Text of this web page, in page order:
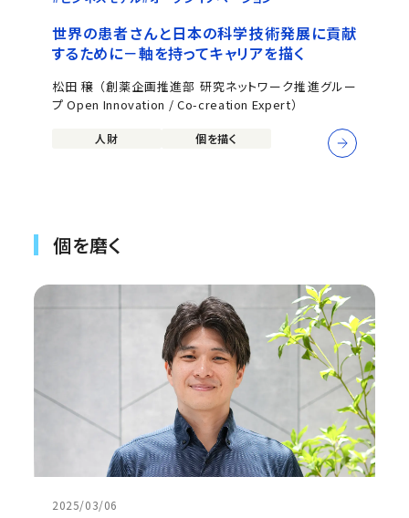
世界の患者さんと日本の科学技術発展に貢献
するために－軸を持ってキャリアを描く
松田 穣 （創薬企画推進部 研究ネットワーク推進グルー
プ Open Innovation / Co-creation Expert）
人財 個を描く
個を磨く
2025/03/06